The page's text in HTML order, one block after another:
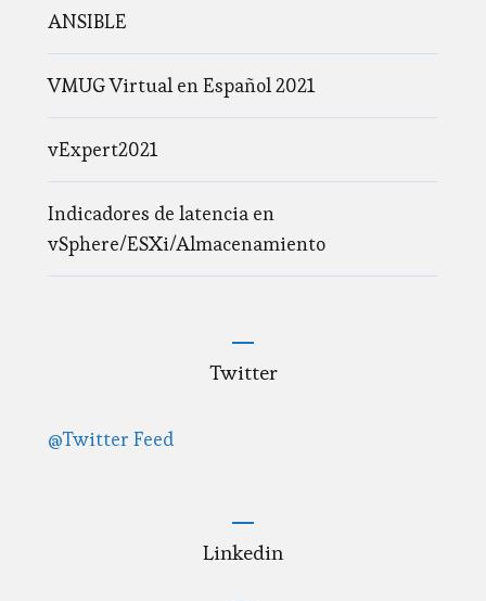
ANSIBLE
VMUG Virtual en Español 2021
vExpert2021
Indicadores de latencia en
vSphere/ESXi/Almacenamiento
Twitter
@Twitter Feed
Linkedin